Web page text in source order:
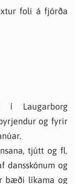
foli á fjórða
í Laugarborg
og fyrir
tjútt og fl.
dansskónum og
bæði líkama og